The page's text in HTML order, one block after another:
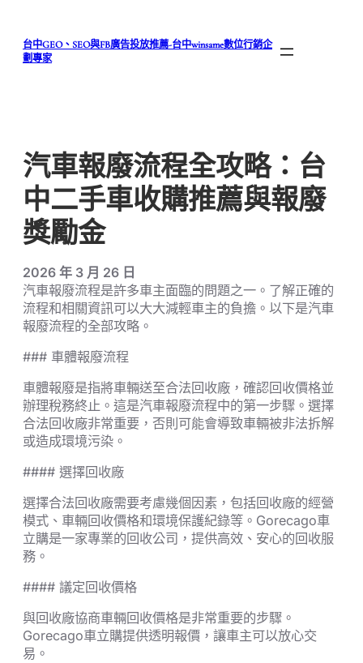
台中GEO、SEO與FB廣告投放推薦-台中winsame數位行銷企
劃專家
汽車報廢流程全攻略：台
中二手車收購推薦與報廢
獎勵金
2026 年 3 月 26 日
汽車報廢流程是許多車主面臨的問題之一。了解正確的
流程和相關資訊可以大大減輕車主的負擔。以下是汽車
報廢流程的全部攻略。
### 車體報廢流程
車體報廢是指將車輛送至合法回收廠，確認回收價格並
辦理稅務終止。這是汽車報廢流程中的第一步驟。選擇
合法回收廠非常重要，否則可能會導致車輛被非法拆解
或造成環境污染。
#### 選擇回收廠
選擇合法回收廠需要考慮幾個因素，包括回收廠的經營
模式、車輛回收價格和環境保護紀錄等。Gorecago車
立購是一家專業的回收公司，提供高效、安心的回收服
務。
#### 議定回收價格
與回收廠協商車輛回收價格是非常重要的步驟。
Gorecago車立購提供透明報價，讓車主可以放心交
易。